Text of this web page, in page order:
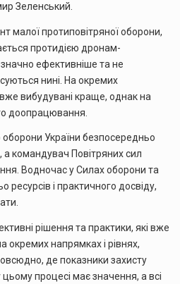
Зеленський.
малої протиповітряної оборони,
протидією дронам-
ефективніше та не
нині. На окремих
вибудувані краще, однак на
доопрацювання.
України безпосередньо
командувач Повітряних сил
Водночас у Силах оборони та
ресурсів і практичного досвіду,
рішення та практики, які вже
окремих напрямках і рівнях,
де показники захисту
процесі має значення, а всі